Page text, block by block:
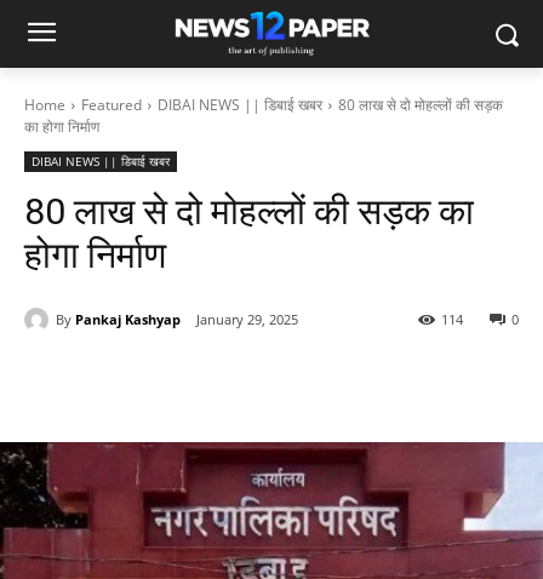
Home Featured DIBAI NEWS || डिबाई खबर
80 लाख से दो मोहल्लों की सड़क
का होगा निर्माण
DIBAI NEWS || डिबाई खबर
80 लाख से दो मोहल्लों की सड़क का
होगा निर्माण
By Pankaj Kashyap January 29, 2025 0
114